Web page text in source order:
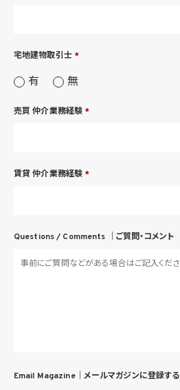
宅地建物取引士 *
有 無
売買 仲介業務経験 *
賃貸 仲介業務経験 *
Questions / Comments ｜ ご質問・コメント
Email Magazine｜ メールマガジンに登録する